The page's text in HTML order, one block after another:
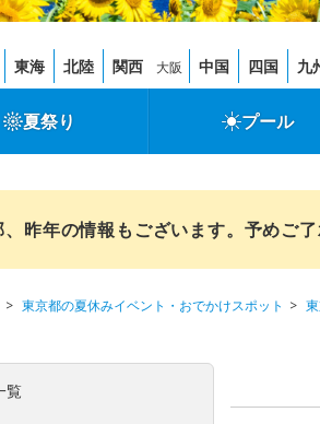
東海 北陸 関西 大阪 中国 四国 九
夏祭り プール
昨年の情報もございます。予めご了
東京都の夏休みイベント・おでかけスポット
覧